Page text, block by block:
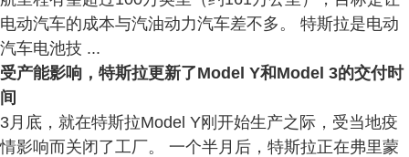
电动汽车的成本与汽油动力汽车差不多。 特斯拉是电动
汽车电池技 ...
受产能影响，特斯拉更新了Model Y和Model 3的交付时
间
3月底，就在特斯拉Model Y刚开始生产之际，受当地疫
情影响而关闭了工厂。 一个半月后，特斯拉正在弗里蒙